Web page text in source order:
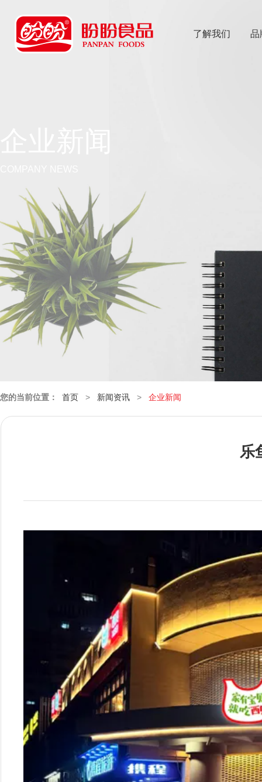
了解我们 品
您的当前位置： 首页 > 新闻资讯 > 企业新闻
乐